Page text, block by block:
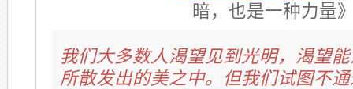
暗，也是一种力量
我们大多数人渴望见到光明，渴望
所散发出的美之中。但我们试图不